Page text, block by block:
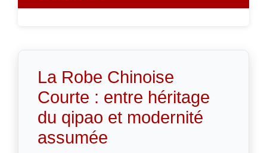
La Robe Chinoise
Courte : entre héritage
du qipao et modernité
assumée